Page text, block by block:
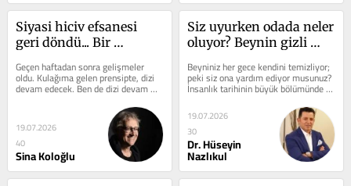
Siyasi hiciv efsanesi
geri döndü... Bir
Geçen haftadan sonra gelişmeler
oldu. Kulağıma gelen prensipte, dizi
devam edecek. Ben de dizi devam
19.07.2026
40
Sina Koloğlu
Siz uyurken odada neler
oluyor? Beynin gizli
Beyniniz her gece kendini temizliyor;
peki siz ona yardım ediyor musunuz?
İnsanlık tarihinin büyük bölümünde
gece karanlık demekti....
19.07.2026
30
Dr. Hüseyin
Nazlıkul